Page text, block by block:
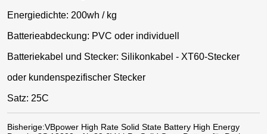
Energiedichte: 200wh / kg
Batterieabdeckung: PVC oder individuell
Batteriekabel und Stecker: Silikonkabel - XT60-Stecker
oder kundenspezifischer Stecker
Satz: 25C
Bisherige:VBpower High Rate Solid State Battery High Energy